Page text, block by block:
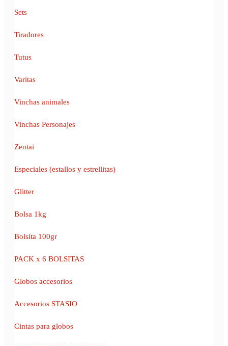
Sets
Tiradores
Tutus
Varitas
Vinchas animales
Vinchas Personajes
Zentai
Especiales (estallos y estrellitas)
Glitter
Bolsa 1kg
Bolsita 100gr
PACK x 6 BOLSITAS
Globos accesorios
Accesorios STASIO
Cintas para globos